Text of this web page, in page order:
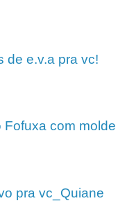
de e.v.a pra vc!
Fofuxa com molde
pra vc_Quiane